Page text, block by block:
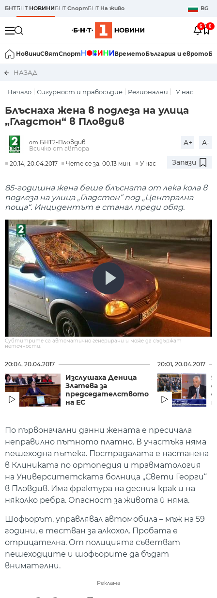
БНТБНТ НОВИНИБНТСпортБНТ На живо BG
6 0
НовиниСвятСпорт ВреметоБългария и еврото
НАЗАД
Начало Сигурност и правосъдие Регионални У нас
Блъснаха жена в подлеза на улица
„Гладстон“ в Пловдив
от БНТ2-Пловдив
Всичко от автора
A+ A-
20:14, 20.04.2017 Чете се за: 00:13 мин. У нас Запази
85-годишна жена беше блъсната от лека кола в
подлеза на улица „Гладстон“ под „Централна
поща“. Инцидентът е станал преди обяд.
Субтитрите са автоматично генерирани и може да съдържат
неточности.
20:04, 20.04.2017
Изслушаха Деница
Златева за
председателството
на ЕС
20:01, 20.04.2017
По първоначални данни жената е пресичала
неправилно пътното платно. В участъка няма
пешеходна пътека. Пострадалата е настанена
в Клиниката по ортопедия и травматология
на Университетската болница „Свети Георги“
в Пловдив. Има фрактура на десния крак и на
няколко ребра. Опасност за живота ѝ няма.
Шофьорът, управлявал автомобила – мъж на 59
години, е тестван за алкохол. Пробата е
отрицателна. От полицията съветват
пешеходците и шофьорите да бъдат
внимателни.
Реклама